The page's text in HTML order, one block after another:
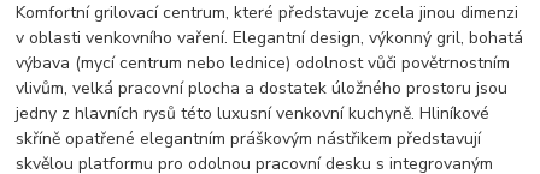
Komfortní grilovací centrum, které představuje zcela jinou dimenzi
v oblasti venkovního vaření. Elegantní design, výkonný gril, bohatá
výbava (mycí centrum nebo lednice) odolnost vůči povětrnostním
vlivům, velká pracovní plocha a dostatek úložného prostoru jsou
jedny z hlavních rysů této luxusní venkovní kuchyně. Hliníkové
skříně opatřené elegantním práškovým nástřikem představují
skvělou platformu pro odolnou pracovní desku s integrovaným